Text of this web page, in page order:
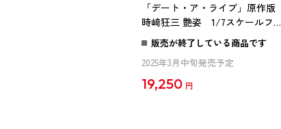
「デート・ア・ライブ」原作版
時崎狂三 艶姿 1/7スケールフィ
ギュア
販売が終了している商品です
2025年3月中旬発売予定
19,250 円